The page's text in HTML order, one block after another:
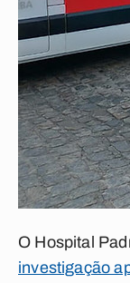
O Hospital
investigação